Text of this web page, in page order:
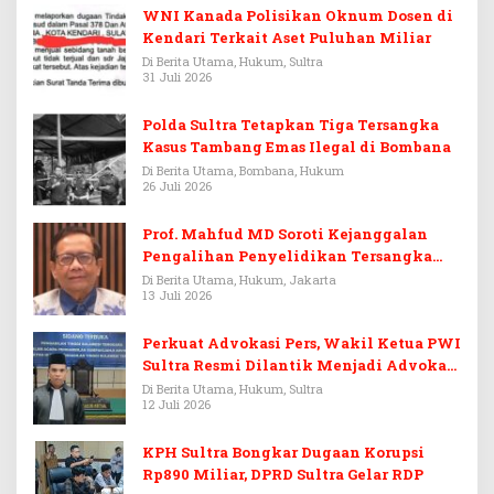
WNI Kanada Polisikan Oknum Dosen di
Kendari Terkait Aset Puluhan Miliar
Di Berita Utama, Hukum, Sultra
31 Juli 2026
Polda Sultra Tetapkan Tiga Tersangka
Kasus Tambang Emas Ilegal di Bombana
Di Berita Utama, Bombana, Hukum
26 Juli 2026
Prof. Mahfud MD Soroti Kejanggalan
Pengalihan Penyelidikan Tersangka
Febrie Adriansyah
Di Berita Utama, Hukum, Jakarta
13 Juli 2026
Perkuat Advokasi Pers, Wakil Ketua PWI
Sultra Resmi Dilantik Menjadi Advokat
PERADI
Di Berita Utama, Hukum, Sultra
12 Juli 2026
KPH Sultra Bongkar Dugaan Korupsi
Rp890 Miliar, DPRD Sultra Gelar RDP